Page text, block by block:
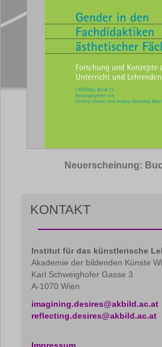
Neuerscheinung:
KONTAKT
Institut für das künstlerische
Akademie der bildenden Künste
Karl Schweighofer Gasse 3
A-1070 Wien
imagining.desires@akbild.ac.at
reflecting.desires@akbild.ac.at